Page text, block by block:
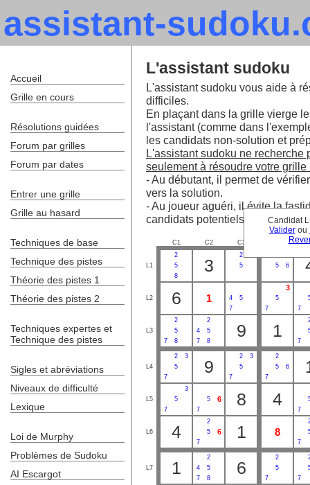
assistant-
Candidat
Validerou
L'assistant sudoku
L'assistant sudoku vous aide à
difficiles.
En plaçant dans la grille vierge
l'assistant (comme dans
les candidats non-solution et
L'assistant sudoku ne
seulement à résoudre votre grille
- Au débutant, il permet de
vers la solution.
- Au joueur aguéri, il évite la
candidats potentiels.
C1 C2 C3
L1
2
5
8
3
2
5
5
6
L2 6 1 4
5
7
3
5
7
7
L3
2
5
7
8
2
4
5
7
8
9 1
7
L4
2
3
5
7
9
2
3
5
7
2
5
6
7
L5
3
5
7
5 6
7
8 4
7
L6 4
2
5
6
7
1 8
7
L7 1
2
4
5
7
8
6
2
5
7
7
Accueil
Grille en cours
Résolutions guidées
Forum par grilles
Forum par dates
Entrer une grille
Grille au hasard
Techniques de base
Technique des pistes
Théorie des pistes 1
Théorie des pistes 2
Techniques expertes et
Technique des pistes
Sigles et abréviations
Niveaux de difficulté
Lexique
Loi de Murphy
Problèmes de Sudoku
AI Escargot